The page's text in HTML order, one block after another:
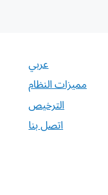
عربي
مميزات النظام
الترخيص
اتصل بنا